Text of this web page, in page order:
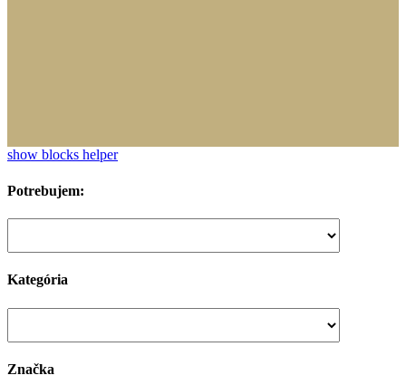
show blocks helper
Potrebujem:
Kategória
Značka